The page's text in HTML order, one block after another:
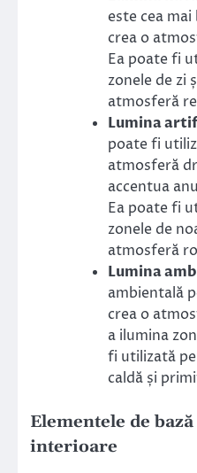
este cea
crea o
Ea poate fi
zonele de zi
atmosferă
Lumina
poate fi
atmosferă
accentua
Ea poate fi
zonele de
atmosferă
Lumina
ambientală
crea o
a ilumina
fi utilizată
caldă și
Elementele de
interioare